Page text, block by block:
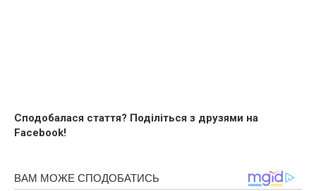
Сподобалася стаття? Поділіться з друзями на
Facebook!